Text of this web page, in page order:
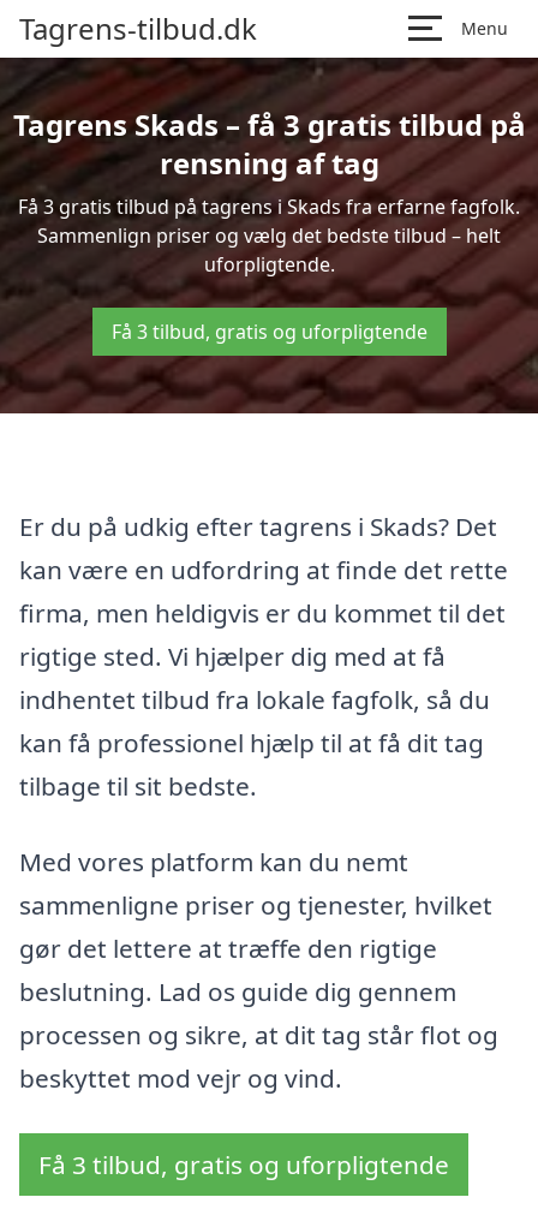
Tagrens-tilbud.dk Menu
Tagrens Skads – få 3 gratis tilbud på
rensning af tag
Få 3 gratis tilbud på tagrens i Skads fra erfarne fagfolk.
Sammenlign priser og vælg det bedste tilbud – helt
uforpligtende.
Få 3 tilbud, gratis og uforpligtende
Er du på udkig efter tagrens i Skads? Det
kan være en udfordring at finde det rette
firma, men heldigvis er du kommet til det
rigtige sted. Vi hjælper dig med at få
indhentet tilbud fra lokale fagfolk, så du
kan få professionel hjælp til at få dit tag
tilbage til sit bedste.
Med vores platform kan du nemt
sammenligne priser og tjenester, hvilket
gør det lettere at træffe den rigtige
beslutning. Lad os guide dig gennem
processen og sikre, at dit tag står flot og
beskyttet mod vejr og vind.
Få 3 tilbud, gratis og uforpligtende